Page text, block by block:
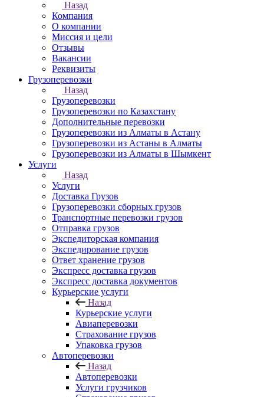
Назад
Компания
О компании
Миссия и цели
Отзывы
Вакансии
Реквизиты
Грузоперевозки
Назад
Грузоперевозки
Грузоперевозки по Казахстану
Дополнительные перевозки
Грузоперевозки из Алматы в Астану
Грузоперевозки из Астаны в Алматы
Грузоперевозки из Алматы в Шымкент
Услуги
Назад
Услуги
Доставка Грузов
Грузоперевозки сборных грузов
Транспортные перевозки грузов
Отправка грузов
Экспедиторская компания
Экспедирование грузов
Ответ хранение грузов
Экспресс доставка грузов
Экспресс доставка документов
Курьерские услуги
Назад
Курьерские услуги
Авиаперевозки
Страхование грузов
Упаковка грузов
Автоперевозки
Назад
Автоперевозки
Услуги грузчиков